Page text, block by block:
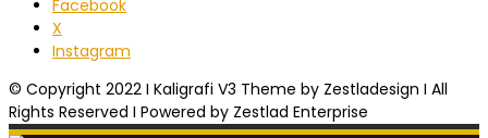
Facebook
X
Instagram
© Copyright 2022 I Kaligrafi V3 Theme by Zestladesign I All
Rights Reserved I Powered by Zestlad Enterprise